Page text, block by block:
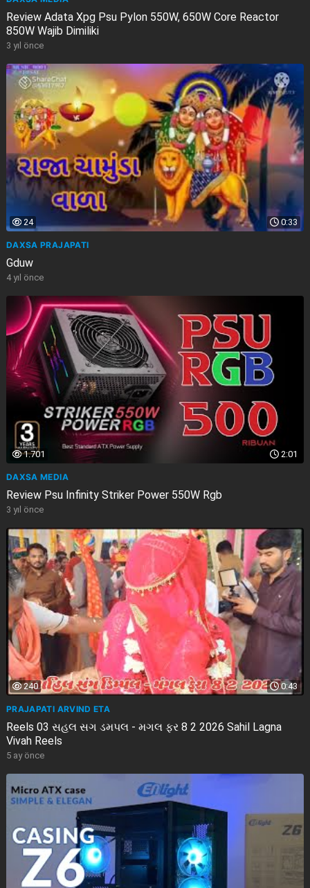
Review Adata Xpg Psu Pylon 550W, 650W Core Reactor
850W Wajib Dimiliki
3 yıl önce
0:33
24
DAXSA PRAJAPATI
Gduw
4 yıl önce
2:01
1.701
DAXSA MEDIA
Review Psu Infinity Striker Power 550W Rgb
3 yıl önce
0:43
240
PRAJAPATI ARVIND ETA
Reels 03 સહલ સગ ડમપલ - મગલ ફર 8 2 2026 Sahil Lagna
Vivah Reels
5 ay önce